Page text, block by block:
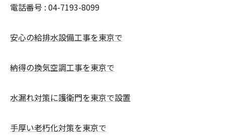
電話番号 : 04-7193-8099
安心の給排水設備工事を東京で
納得の換気空調工事を東京で
水漏れ対策に護衛門を東京で設置
手厚い老朽化対策を東京で